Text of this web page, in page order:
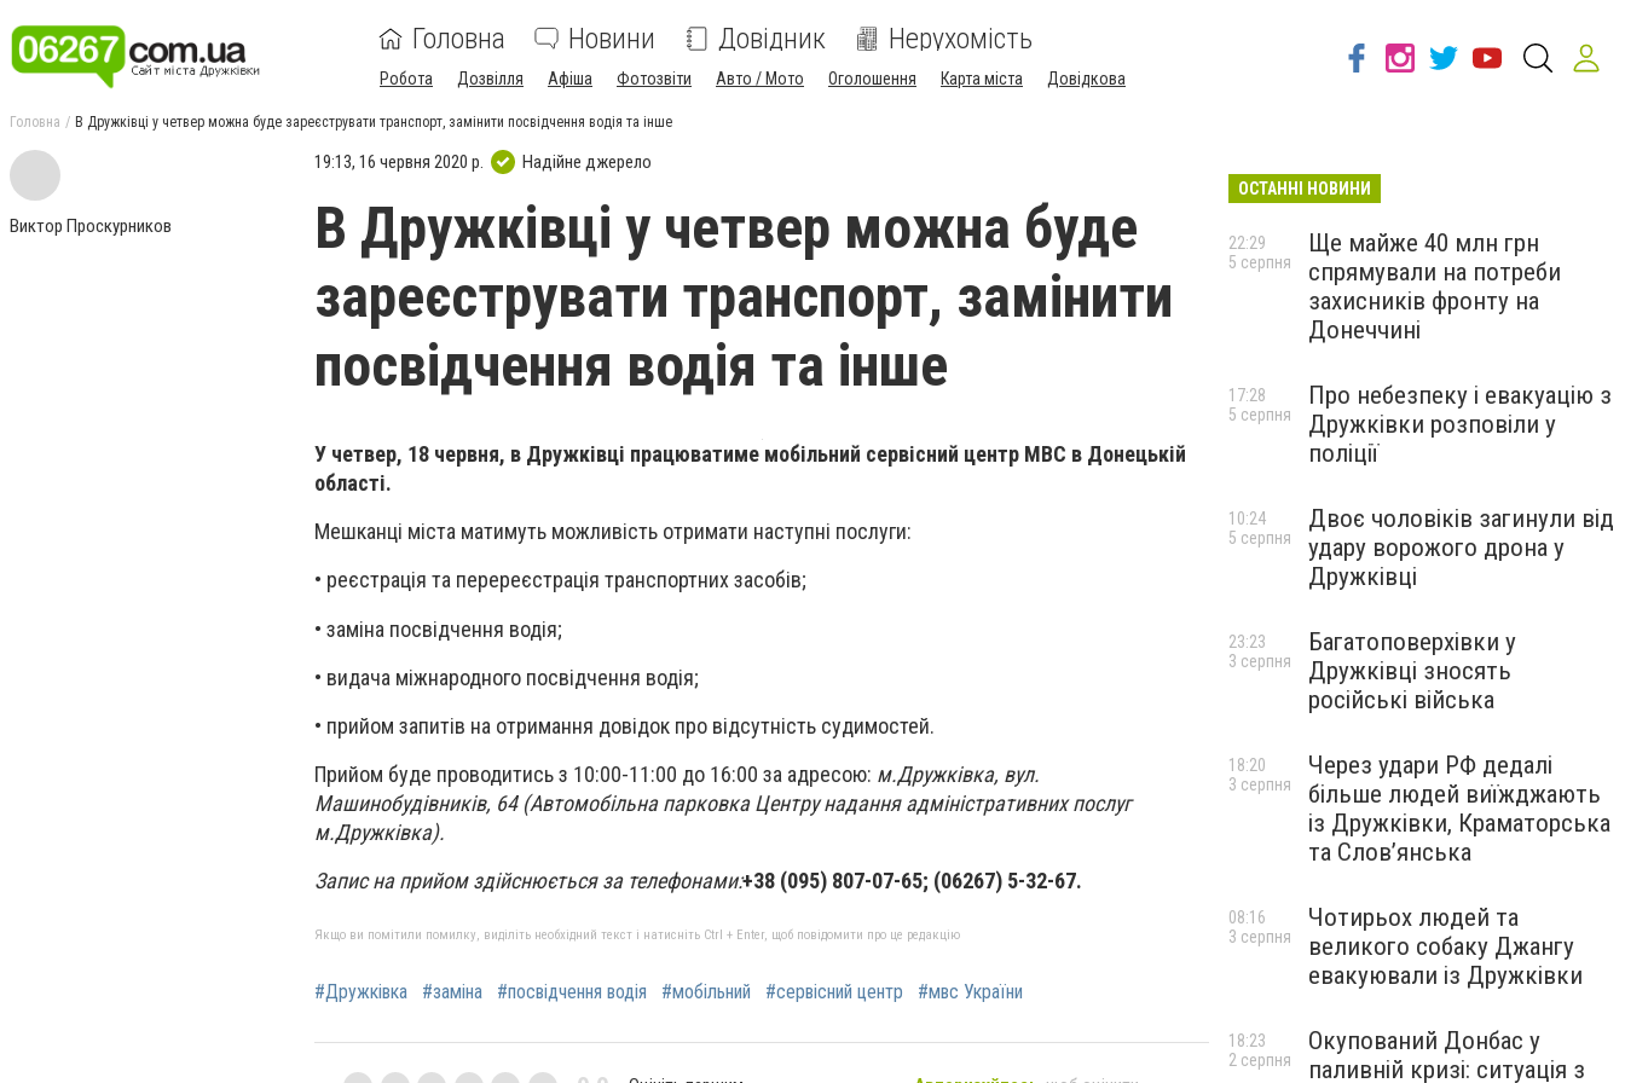
Головна Новини Довідник Нерухомість
Робота Дозвілля Афіша Фотозвіти Авто / Мото Оголошення Карта міста Довідкова
Головна В Дружківці у четвер можна буде зареєструвати транспорт, замінити посвідчення водія та інше
Виктор Проскурников
19:13, 16 червня 2020 р. Надійне джерело
В Дружківці у четвер можна буде
зареєструвати транспорт, замінити
посвідчення водія та інше
У четвер, 18 червня, в Дружківці працюватиме мобільний сервісний центр МВС в Донецькій
області.
Мешканці міста матимуть можливість отримати наступні послуги:
• реєстрація та перереєстрація транспортних засобів;
• заміна посвідчення водія;
• видача міжнародного посвідчення водія;
• прийом запитів на отримання довідок про відсутність судимостей.
Прийом буде проводитись з 10:00-11:00 до 16:00 за адресою: м.Дружківка, вул.
Машинобудівників, 64 (Автомобільна парковка Центру надання адміністративних послуг
м.Дружківка).
Запис на прийом здійснюється за телефонами:+38 (095) 807-07-65; (06267) 5-32-67.
Якщо ви помітили помилку, виділіть необхідний текст і натисніть Ctrl + Enter, щоб повідомити про це редакцію
#Дружківка #заміна #посвідчення водія #мобільний #сервісний центр #мвс України
ОСТАННІ НОВИНИ
Ще майже 40 млн грн
спрямували на потреби
захисників фронту на
Донеччині
22:29
5 серпня
Про небезпеку і евакуацію з
Дружківки розповіли у
поліції
17:28
5 серпня
Двоє чоловіків загинули від
удару ворожого дрона у
Дружківці
10:24
5 серпня
Багатоповерхівки у
Дружківці зносять
російські війська
23:23
3 серпня
Через удари РФ дедалі
більше людей виїжджають
із Дружківки, Краматорська
та Слов’янська
18:20
3 серпня
Чотирьох людей та
великого собаку Джангу
евакуювали із Дружківки
08:16
3 серпня
Окупований Донбас у
паливній кризі: ситуація з
18:23
2 серпня